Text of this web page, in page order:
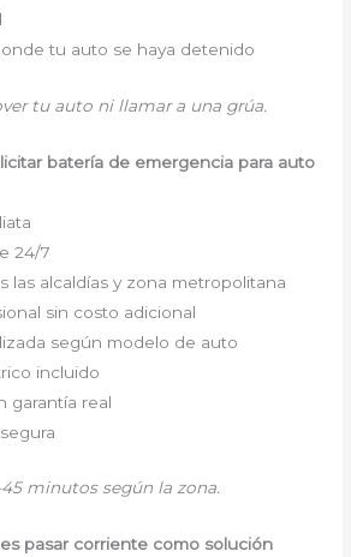
tu auto se haya detenido
tu auto ni llamar a una grúa.
batería de emergencia para auto
24/7
las alcaldías y zona metropolitana
sin costo adicional
según modelo de auto
incluido
garantía real
minutos según la zona.
pasar corriente como solución